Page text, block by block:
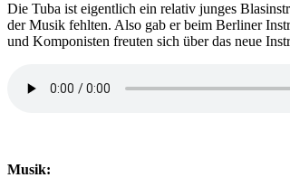
Die Tuba ist eigentlich ein relativ junges
der Musik fehlten. Also gab er beim Berliner
und Komponisten freuten sich über das neue
Musik: